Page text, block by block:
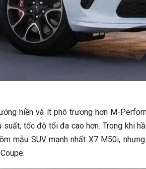
hiền và ít phô trương hơn M-
tốc độ tối đa cao hơn. Trong khi
mẫu SUV mạnh nhất X7 M50i,